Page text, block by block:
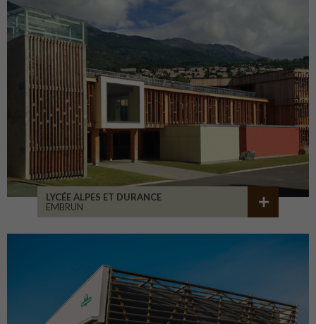
LYCÉE ALPES ET DURANCE
EMBRUN